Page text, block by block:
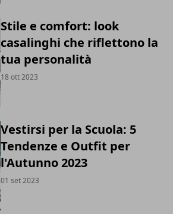
Stile e comfort: look
casalinghi che riflettono la
tua personalità
18 ott 2023
Vestirsi per la Scuola: 5
Tendenze e Outfit per
l'Autunno 2023
01 set 2023